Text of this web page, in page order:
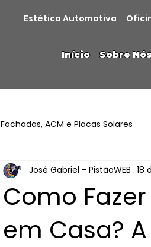
Estética Automotiva
Início Sobre
Fachadas, ACM e Placas Solares
Como
em Casa?
José Gabriel - PistãoWEB . 18